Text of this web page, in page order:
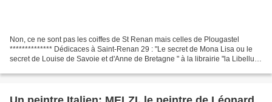
Non, ce ne sont pas les coiffes de St Renan mais celles de Plougastel
************** Dédicaces à Saint-Renan 29 : "Le secret de Mona Lisa ou le
secret de Louise de Savoie et d'Anne de Bretagne " à la librairie "la Libellule